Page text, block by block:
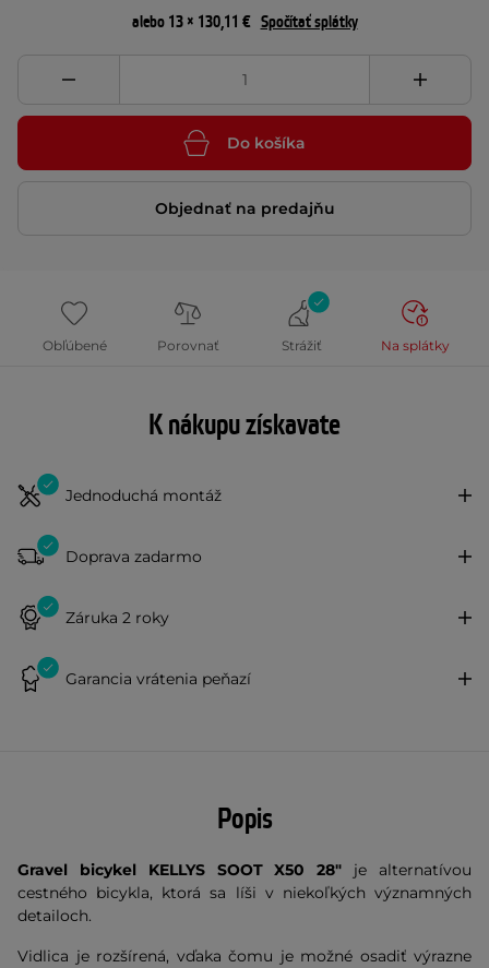
alebo 13 × 130,11 € Spočítať splátky
Do košíka
Objednať na predajňu
Obľúbené Porovnať Strážiť Na splátky
K nákupu získavate
Jednoduchá montáž
Doprava zadarmo
Záruka 2 roky
Garancia vrátenia peňazí
Popis
Gravel bicykel KELLYS SOOT X50 28"
je alternatívou
cestného bicykla, ktorá sa líši v niekoľkých významných
detailoch.
Vidlica je rozšírená, vďaka čomu je možné osadiť výrazne